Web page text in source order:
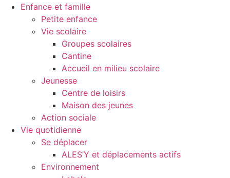
Enfance et famille
Petite enfance
Vie scolaire
Groupes scolaires
Cantine
Accueil en milieu scolaire
Jeunesse
Centre de loisirs
Maison des jeunes
Action sociale
Vie quotidienne
Se déplacer
ALES’Y et déplacements actifs
Environnement